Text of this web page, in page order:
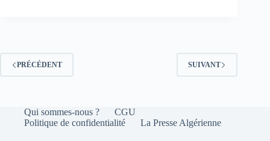
PRÉCÉDENT SUIVANT
Qui sommes-nous ?
CGU
Politique de confidentialité
La Presse Algérienne